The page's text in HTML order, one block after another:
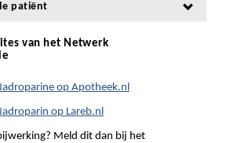
patiënt
van het Netwerk
op Apotheek.nl
op Lareb.nl
Meld dit dan bij het